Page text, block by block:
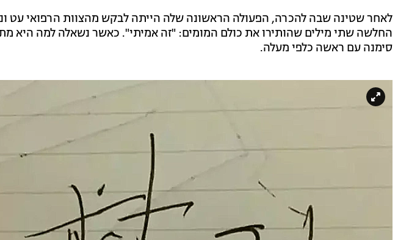
לאחר שטינה שבה להכרה, הפעולה הראשונה שלה הייתה לבקש מהצוות הרפואי עט
החלשה שתי מילים שהותירו את כולם המומים: "זה אמיתי". כאשר נשאלה למה היא
סימנה עם ראשה כלפי מעלה.